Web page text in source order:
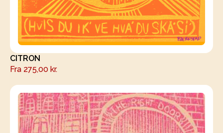
CITRON
Fra 275,00 kr.